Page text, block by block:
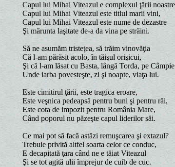
Capul lui Mihai Viteazul e complexul ţării
Capul lui Mihai Viteazul este titlul marii vini,
Capul lui Mihai Viteazul este nume de dezastre
Şi mărunta laşitate de-a da vina pe străini.
Să ne asumăm tristeţea, să trăim vinovăţia
Că l-am părăsit acolo, în tăişul orişicui,
Şi că l-am lăsat cu Basta, lângă Torda, pe Câmpie
Unde iarba povesteşte, zi şi noapte, viaţa lui.
Este cimitirul ţării, este tragica eroare,
Este veşnica pedeapsă pentru buni şi pentru răi,
Este cota de impozit pentru România Mare,
Când poporul nu păzeşte capul liderilor săi.
Ce mai pot să facă astăzi remuşcarea şi extazul?
Trebuie privită altfel soarta celor ce conduc,
E decapitată ţara când ne e tăiat Viteazul
Şi se tot agită ulii împrejur de cuib de cuc.